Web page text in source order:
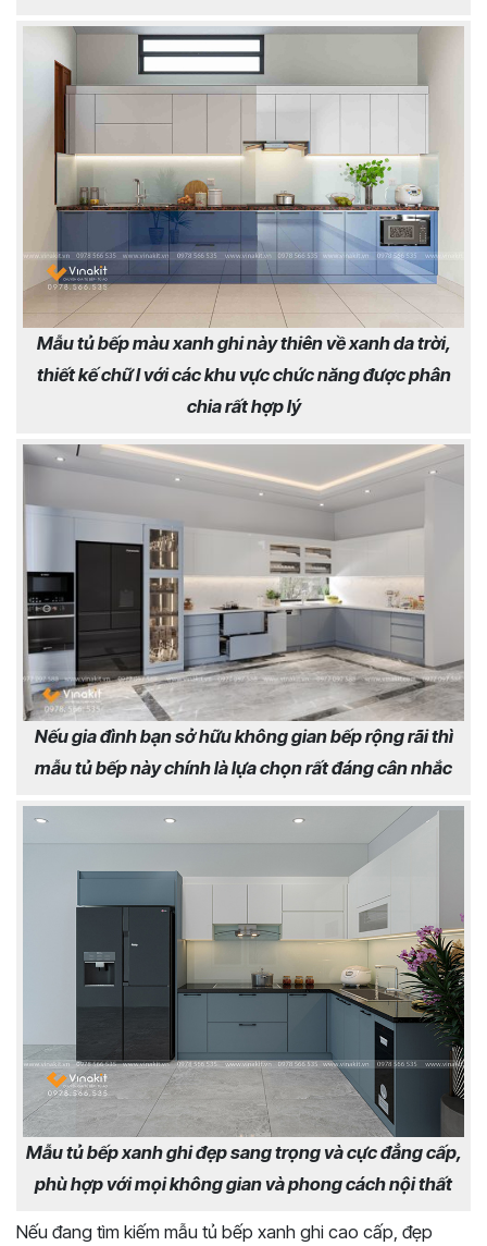
Mẫu tủ bếp màu xanh ghi này thiên về xanh da trời,
thiết kế chữ I với các khu vực chức năng được phân
chia rất hợp lý
Nếu gia đình bạn sở hữu không gian bếp rộng rãi thì
mẫu tủ bếp này chính là lựa chọn rất đáng cân nhắc
Mẫu tủ bếp xanh ghi đẹp sang trọng và cực đẳng cấp,
phù hợp với mọi không gian và phong cách nội thất
Nếu đang tìm kiếm mẫu tủ bếp xanh ghi cao cấp, đẹp